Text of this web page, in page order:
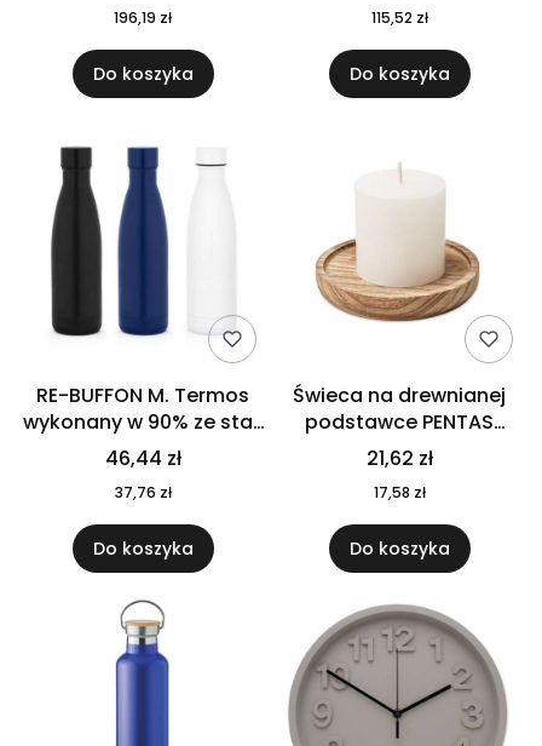
196,19 zł
Do koszyka
115,52 zł
Do koszyka
RE-BUFFON M. Termos
wykonany w 90% ze stali
nierdzewnej
pochodzącej z
recyklingu 520 ml 94294
46,44 zł
37,76 zł
Do koszyka
Świeca na drewnianej
podstawce PENTAS
MO6282-40
21,62 zł
17,58 zł
Do koszyka